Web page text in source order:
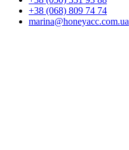
+38 (068) 809 74 74
marina@honeyacc.com.ua